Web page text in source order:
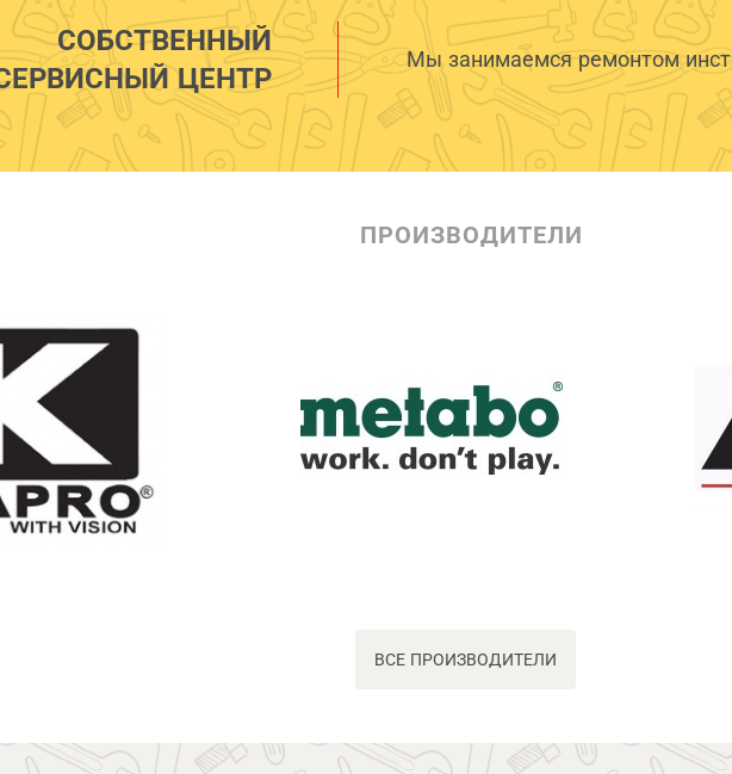
СОБСТВЕННЫЙ
ЦЕНТР
Мы занимаемся ремонтом
ПРОИЗВОДИТЕЛИ
ВСЕ ПРОИЗВОДИТЕЛИ